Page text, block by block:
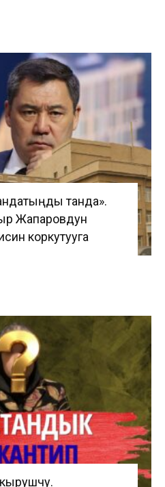
танда».
Жапаровдун
коркутууга